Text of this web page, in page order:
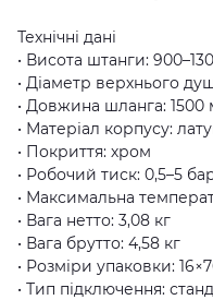
Технічні дані
• Висота штанги:
• Діаметр верхнього
• Довжина шланга: 1500
• Матеріал корпусу:
• Покриття: хром
• Робочий тиск: 0,5–5
• Максимальна
• Вага нетто: 3,08 кг
• Вага брутто: 4,58 кг
• Розміри упаковки:
• Тип підключення: